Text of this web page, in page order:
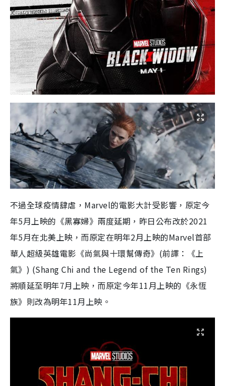
不過全球疫情肆虐， Marvel的電影大計受影響，原定今
年5月上映的《黑寡婦》兩度延期，昨日公布改於2021
年5月在北美上映，而原定在明年2月上映的Marvel首部
華人超級英雄電影《尚氣與十環幫傳奇》 (前譯：《上
氣》 ) (Shang Chi and the Legend of the Ten Rings)
將順延至明年7月上映，而原定今年11月上映的《永恆
族》則改為明年11月上映。